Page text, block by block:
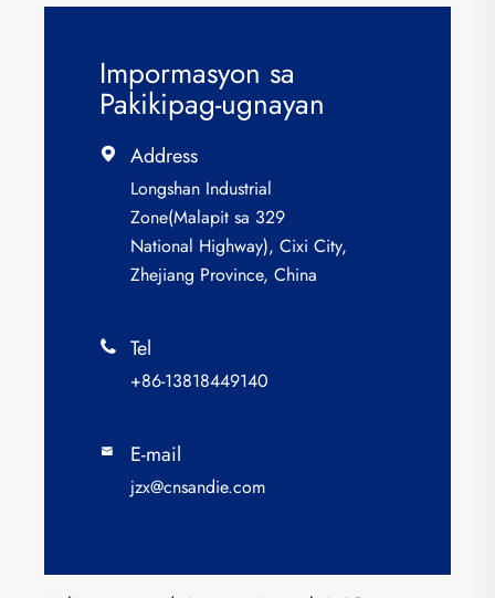
Impormasyon sa
Pakikipag-ugnayan
 Address
Longshan Industrial
Zone(Malapit sa 329
National Highway), Cixi City,
Zhejiang Province, China
 Tel
+86-13818449140
 E-mail
jzx@cnsandie.com